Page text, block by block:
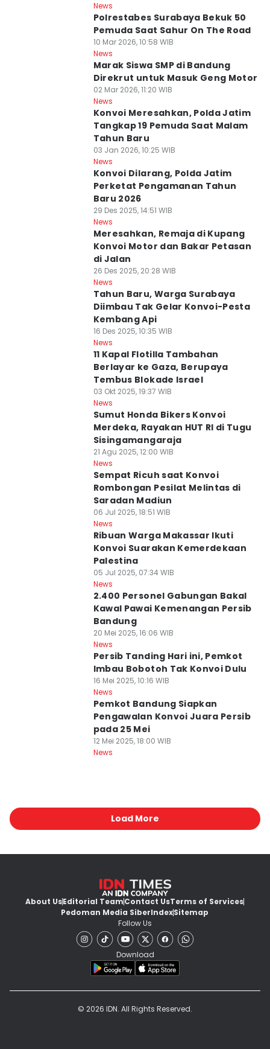
News
Polrestabes Surabaya Bekuk 50
Pemuda Saat Sahur On The Road
10 Mar 2026, 10:58 WIB
News
Marak Siswa SMP di Bandung
Direkrut untuk Masuk Geng Motor
02 Mar 2026, 11:20 WIB
News
Konvoi Meresahkan, Polda Jatim
Tangkap 19 Pemuda Saat Malam
Tahun Baru
03 Jan 2026, 10:25 WIB
News
Konvoi Dilarang, Polda Jatim
Perketat Pengamanan Tahun
Baru 2026
29 Des 2025, 14:51 WIB
News
Meresahkan, Remaja di Kupang
Konvoi Motor dan Bakar Petasan
di Jalan
26 Des 2025, 20:28 WIB
News
Tahun Baru, Warga Surabaya
Diimbau Tak Gelar Konvoi-Pesta
Kembang Api
16 Des 2025, 10:35 WIB
News
11 Kapal Flotilla Tambahan
Berlayar ke Gaza, Berupaya
Tembus Blokade Israel
03 Okt 2025, 19:37 WIB
News
Sumut Honda Bikers Konvoi
Merdeka, Rayakan HUT RI di Tugu
Sisingamangaraja
21 Agu 2025, 12:00 WIB
News
Sempat Ricuh saat Konvoi
Rombongan Pesilat Melintas di
Saradan Madiun
06 Jul 2025, 18:51 WIB
News
Ribuan Warga Makassar Ikuti
Konvoi Suarakan Kemerdekaan
Palestina
05 Jul 2025, 07:34 WIB
News
2.400 Personel Gabungan Bakal
Kawal Pawai Kemenangan Persib
Bandung
20 Mei 2025, 16:06 WIB
News
Persib Tanding Hari ini, Pemkot
Imbau Bobotoh Tak Konvoi Dulu
16 Mei 2025, 10:16 WIB
News
Pemkot Bandung Siapkan
Pengawalan Konvoi Juara Persib
pada 25 Mei
12 Mei 2025, 18:00 WIB
News
Load More
About UsEditorial TeamContact UsTerms of Services
Pedoman Media SiberIndexSitemap
Follow Us
Download
© 2026 IDN. All Rights Reserved.